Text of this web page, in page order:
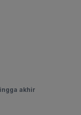
akhir